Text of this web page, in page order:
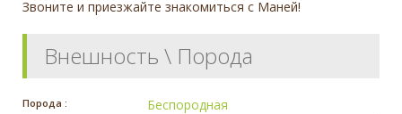
Звоните и приезжайте знакомиться с Маней!
Внешность \ Порода
Порода : Беспородная